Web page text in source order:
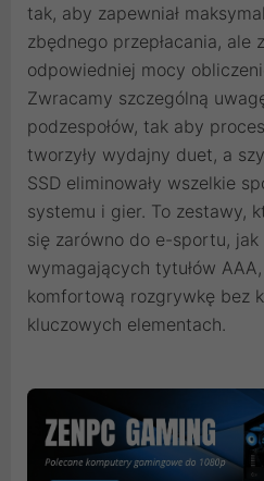
tak, aby zapewniał
zbędnego przepłacania, ale
odpowiedniej mocy
Zwracamy szczególną
podzespołów, tak aby
tworzyły wydajny duet, a
SSD eliminowały wszelkie
systemu i gier. To zestawy,
się zarówno do e-sportu,
wymagających tytułów
komfortową rozgrywkę bez
kluczowych elementach.